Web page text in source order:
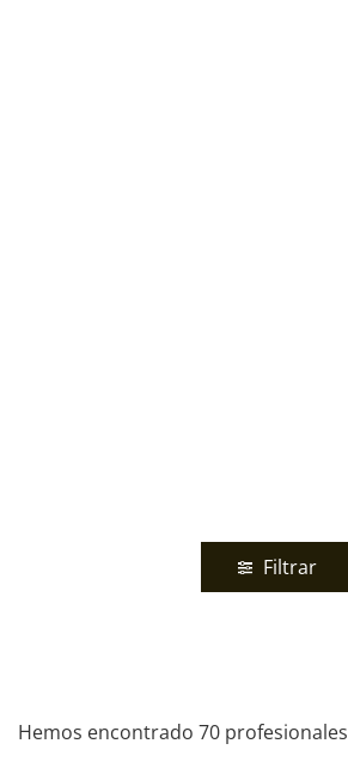
Filtrar
Hemos encontrado 70 profesionales